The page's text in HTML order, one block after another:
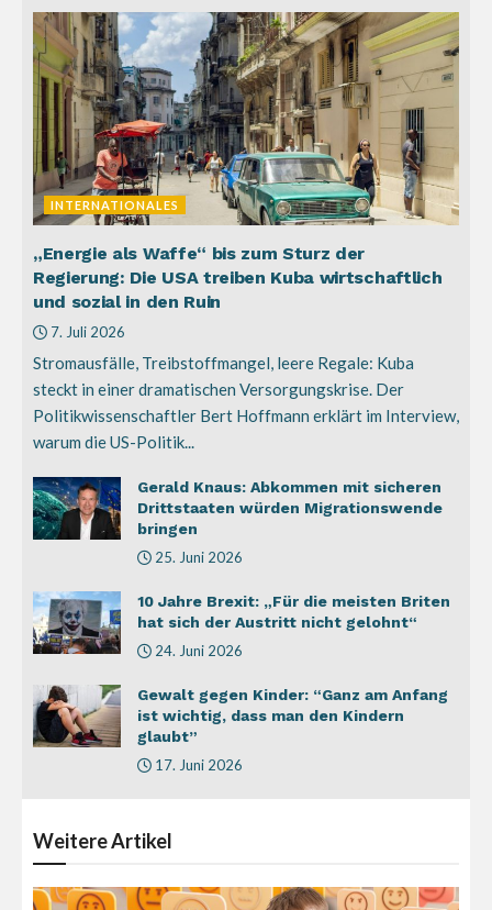
INTERNATIONALES
„Energie als Waffe“ bis zum Sturz der
Regierung: Die USA treiben Kuba wirtschaftlich
und sozial in den Ruin
7. Juli 2026
Stromausfälle, Treibstoffmangel, leere Regale: Kuba
steckt in einer dramatischen Versorgungskrise. Der
Politikwissenschaftler Bert Hoffmann erklärt im Interview,
warum die US-Politik...
Gerald Knaus: Abkommen mit sicheren
Drittstaaten würden Migrationswende
bringen
25. Juni 2026
10 Jahre Brexit: „Für die meisten Briten
hat sich der Austritt nicht gelohnt“
24. Juni 2026
Gewalt gegen Kinder: “Ganz am Anfang
ist wichtig, dass man den Kindern
glaubt”
17. Juni 2026
WeitereArtikel